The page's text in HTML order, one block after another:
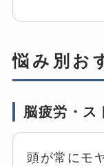
悩み別お
脳疲労・ス
頭が常にモ